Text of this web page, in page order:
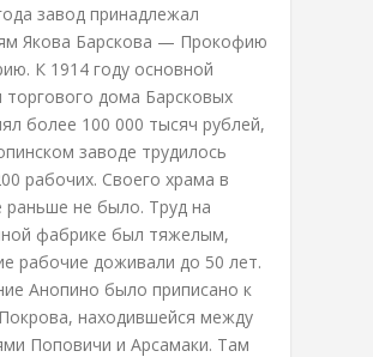
завод принадлежал
Якова Барскова — Прокофию
К 1914 году основной
торгового дома Барсковых
более 100 000 тысяч рублей,
заводе трудилось
рабочих. Своего храма в
раньше не было. Труд на
фабрике был тяжелым,
рабочие доживали до 50 лет.
Анопино было приписано к
находившейся между
Поповичи и Арсамаки. Там